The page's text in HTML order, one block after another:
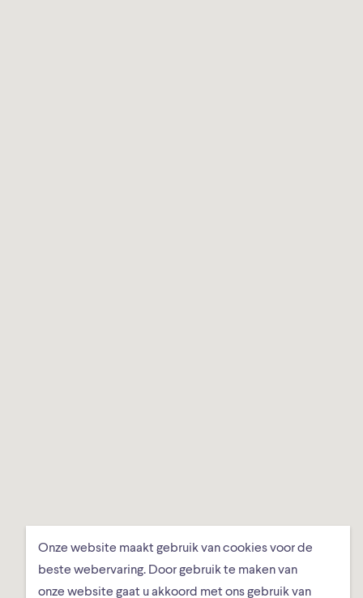
Onze website maakt gebruik van cookies voor de
beste webervaring. Door gebruik te maken van
onze website gaat u akkoord met ons gebruik van